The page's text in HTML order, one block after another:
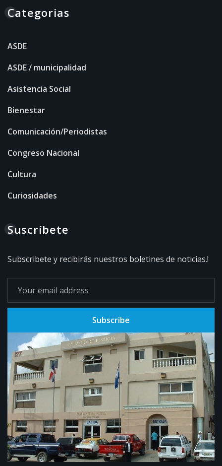
Categorias
ASDE
ASDE / municipalidad
Asistencia Social
Bienestar
Comunicación/Periodistas
Congreso Nacional
Cultura
Curiosidades
Suscríbete
Subscribete y recibirás nuestros boletines de noticias.!
Subscribe